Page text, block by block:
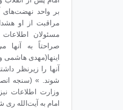
بر واحد نهضت‌های
مراقبت از او
مسئولان اطلاعات
صراحتاً به آنها
اینها(مهدی هاشمی
آنها را زیرنظر
وزارت اطلاعات
امام به ‌آیت‌الله